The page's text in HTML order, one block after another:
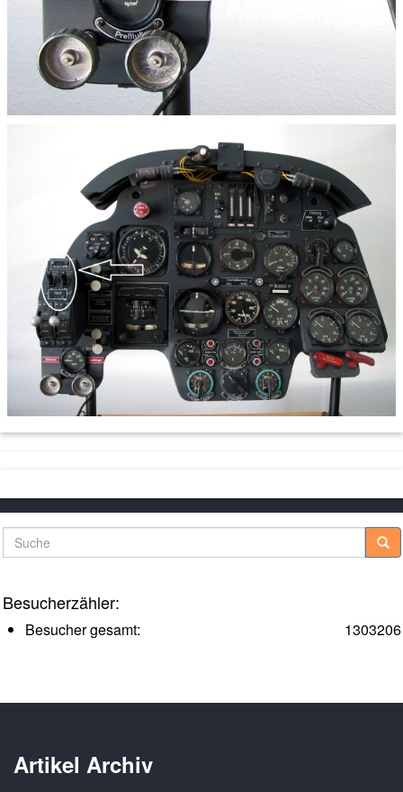
Suche
Besucherzähler:
1303206
Besucher gesamt:
Artikel Archiv